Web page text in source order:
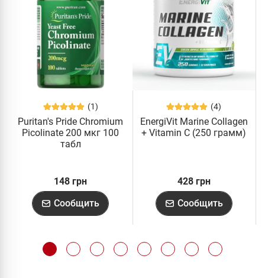
(1)
Puritan's Pride Chromium
Picolinate 200 мкг 100
табл
148 грн
Сообщить
(4)
EnergiVit Marine Collagen
+ Vitamin C (250 грамм)
428 грн
Сообщить